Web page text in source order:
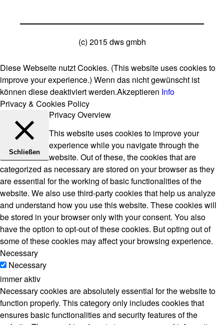
(c) 2015 dws gmbh
Diese Webseite nutzt Cookies. (This website uses cookies to
improve your experience.) Wenn das nicht gewünscht ist
können diese deaktiviert werden.Akzeptieren Info
Privacy & Cookies Policy
Schließen
Privacy Overview
This website uses cookies to improve your
experience while you navigate through the
website. Out of these, the cookies that are
categorized as necessary are stored on your browser as they
are essential for the working of basic functionalities of the
website. We also use third-party cookies that help us analyze
and understand how you use this website. These cookies will
be stored in your browser only with your consent. You also
have the option to opt-out of these cookies. But opting out of
some of these cookies may affect your browsing experience.
Necessary
Necessary
immer aktiv
Necessary cookies are absolutely essential for the website to
function properly. This category only includes cookies that
ensures basic functionalities and security features of the